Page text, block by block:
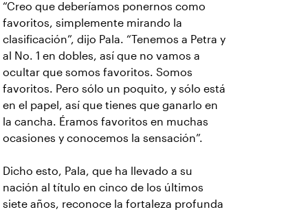
“Creo que deberíamos ponernos como
favoritos, simplemente mirando la
clasificación”, dijo Pala. “Tenemos a Petra y
al No. 1 en dobles, así que no vamos a
ocultar que somos favoritos. Somos
favoritos. Pero sólo un poquito, y sólo está
en el papel, así que tienes que ganarlo en
la cancha. Éramos favoritos en muchas
ocasiones y conocemos la sensación”.
Dicho esto, Pala, que ha llevado a su
nación al título en cinco de los últimos
siete años, reconoce la fortaleza profunda